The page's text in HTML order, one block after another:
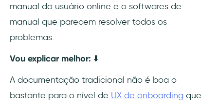
1- Cadastre-se na UserGuiding ✍️
2- Baixe a extensão da UserGuiding para o
Chrome 📥
3- Crie seu guia 💻
4- Publique o seu conteúdo ✅
manual do usuário online e o softwares de
manual que parecem resolver todos os
problemas.
Vou explicar melhor: ⬇️
A documentação tradicional não é boa o
bastante para o nível de UX de onboarding que